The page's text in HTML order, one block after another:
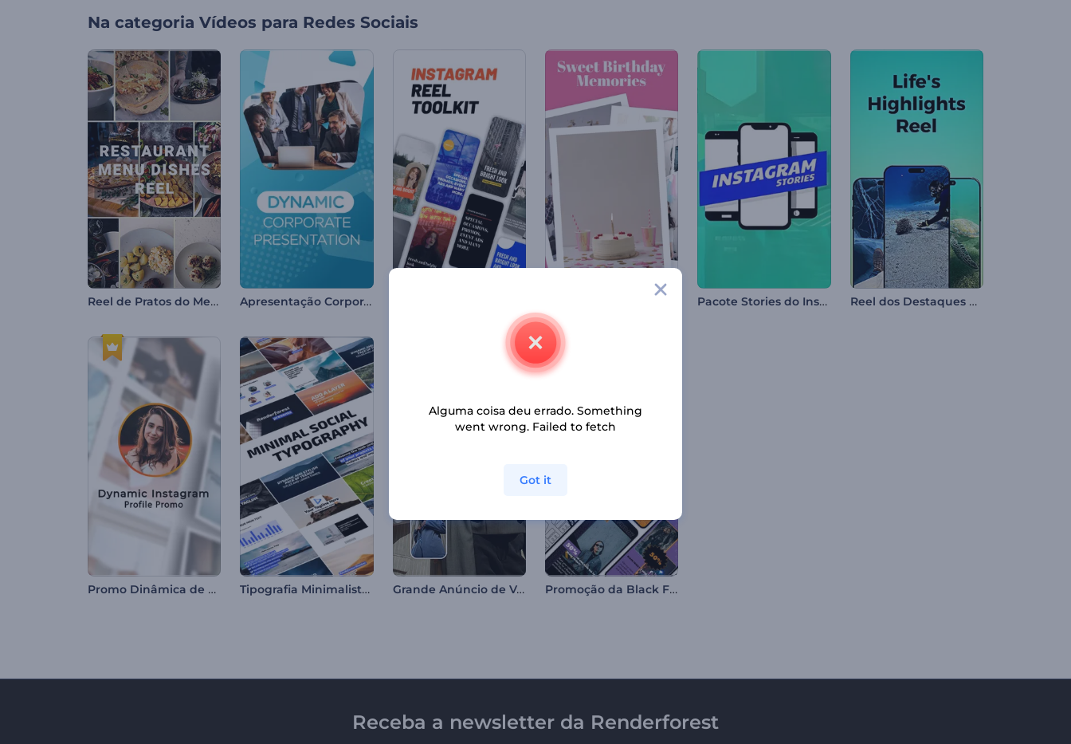
Na categoria Vídeos para Redes Sociais
Reel de Pratos do Menu do Restaurante Apresentação Corporativa Dinâmica Pacote Stories do Instagram Reel dos Destaques da Vida
Promo Dinâmica de Perfil do Instagram Tipografia Minimalista para Redes Sociais Grande Anúncio de Vendas Promoção da Black Friday de Reels
Receba a newsletter da Renderforest
Alguma coisa deu errado. Something
went wrong. Failed to fetch
Got it